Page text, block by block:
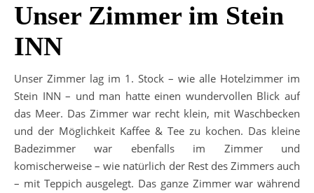
Unser Zimmer im Stein
INN
Unser Zimmer lag im 1. Stock – wie alle Hotelzimmer im
Stein INN – und man hatte einen wundervollen Blick auf
das Meer. Das Zimmer war recht klein, mit Waschbecken
und der Möglichkeit Kaffee & Tee zu kochen. Das kleine
Badezimmer war ebenfalls im Zimmer und
komischerweise – wie natürlich der Rest des Zimmers auch
– mit Teppich ausgelegt. Das ganze Zimmer war während